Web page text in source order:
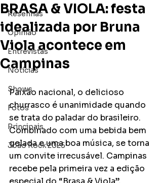
Resenhas
Opinião
Entrevistas
Notícias
Shows
Fotos
Principais
João Rock 2025
BRASA & VIOLA: festa
idealizada por Bruna
Viola acontece em
Campinas
Paixão nacional, o delicioso
churrasco é unanimidade quando
se trata do paladar do brasileiro.
Combinado com uma bebida bem
gelada e uma boa música, se torna
um convite irrecusável. Campinas
recebe pela primeira vez a edição